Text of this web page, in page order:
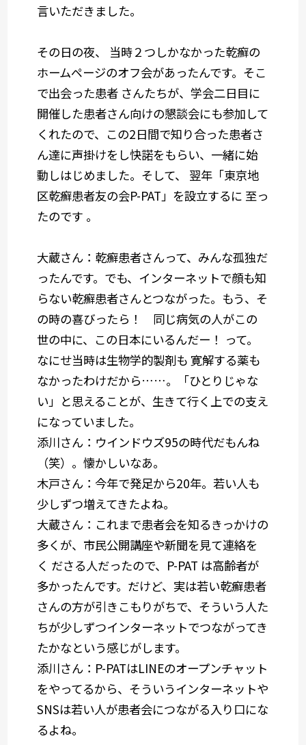
言いただきました。
その日の夜、 当時２つしかなかった乾癬の
ホームページのオフ会があったんです。そこ
で出会った患者 さんたちが、学会二日目に
開催した患者さん向けの懇談会にも参加して
くれたので、この2日間で知り合った患者さ
ん達に声掛けをし快諾をもらい、一緒に始
動しはじめました。そして、 翌年「東京地
区乾癬患者友の会P-PAT」を設立するに 至っ
たのです 。
大蔵さん：乾癬患者さんって、みんな孤独だ
ったんです。 でも、インターネットで顔も知
らない乾癬患者さんとつながった。もう、そ
の時の喜びったら！ 同じ病気の人がこの
世の中に、この日本にいるんだー！ って。
なにせ当時は生物学的製剤も 寛解する薬も
なかったわけだから……。
「ひとりじゃな
い」と思えることが、生きて行く上での支え
になっていました。
添川さん： ウインドウズ95の時代だもんね
（笑）。懐かしいなあ。
木戸さん：今年で発足から20年。若い人も
少しずつ増えてきたよね。
大蔵さん： これまで患者会を知るきっかけの
多くが、市民公開講座や新聞を見て連絡を
く ださる人だったので、P-PAT は高齢者が
多かったんです。だけど、 実は若い乾癬患者
さんの方が引きこもりがちで、そういう人た
ちが少しずつインターネットでつながってき
たかなという感じがします。
添川さん： P-PATはLINEのオープンチャット
をやってるから、そういうインターネットや
SNSは若い人が患者会につながる入り口にな
るよね。